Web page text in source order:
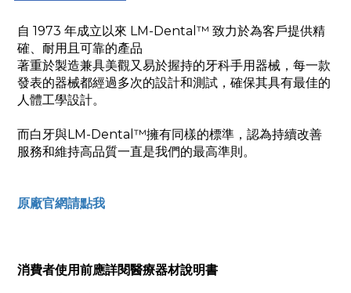
自 1973 年成立以來 LM-Dental™ 致力於為客戶提供精
確、耐用且可靠的產品
著重於製造兼具美觀又易於握持的牙科手用器械，每一款
發表的器械都經過多次的設計和測試，確保其具有最佳的
人體工學設計。
而白牙與LM-Dental™擁有同樣的標準，認為持續改善
服務和維持高品質一直是我們的最高準則。
原廠官網請點我
消費者使用前應詳閱醫療器材說明書